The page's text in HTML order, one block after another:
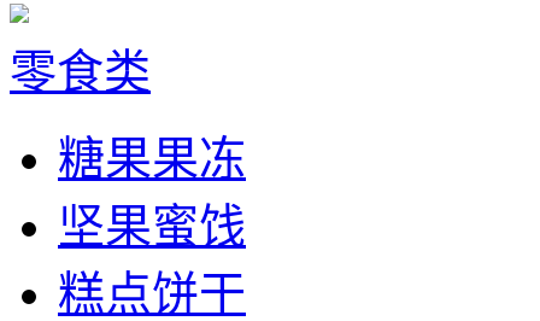
零食类
糖果果冻
坚果蜜饯
糕点饼干